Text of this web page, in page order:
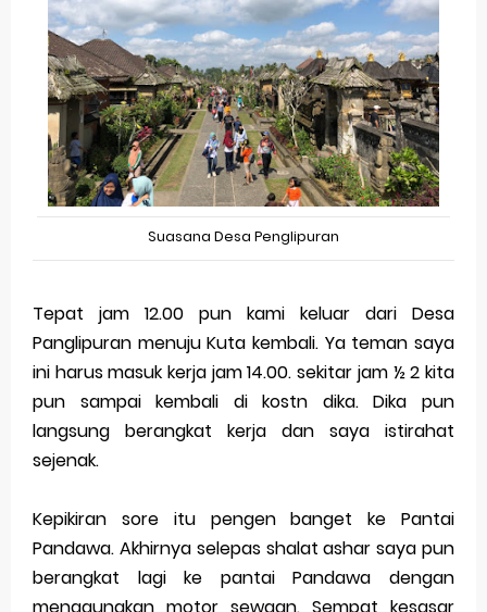
Suasana Desa Penglipuran
Tepat jam 12.00 pun kami keluar dari Desa
Panglipuran menuju Kuta kembali. Ya teman saya
ini harus masuk kerja jam 14.00. sekitar jam ½ 2 kita
pun sampai kembali di kostn dika. Dika pun
langsung berangkat kerja dan saya istirahat
sejenak.
Kepikiran sore itu pengen banget ke Pantai
Pandawa. Akhirnya selepas shalat ashar saya pun
berangkat lagi ke pantai Pandawa dengan